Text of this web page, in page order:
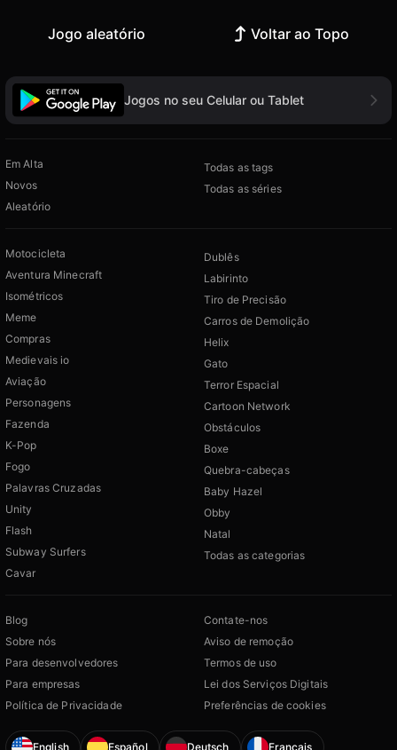
Jogo aleatório Voltar ao Topo
Jogos no seu Celular ou Tablet
Em Alta
Novos
Aleatório
Todas as tags
Todas as séries
Motocicleta
Aventura Minecraft
Isométricos
Meme
Compras
Medievais io
Aviação
Personagens
Fazenda
K-Pop
Fogo
Palavras Cruzadas
Unity
Flash
Subway Surfers
Cavar
Dublês
Labirinto
Tiro de Precisão
Carros de Demolição
Helix
Gato
Terror Espacial
Cartoon Network
Obstáculos
Boxe
Quebra-cabeças
Baby Hazel
Obby
Natal
Todas as categorias
Blog
Sobre nós
Para desenvolvedores
Para empresas
Política de Privacidade
Contate-nos
Aviso de remoção
Termos de uso
Lei dos Serviços Digitais
Preferências de cookies
English Español Deutsch Français